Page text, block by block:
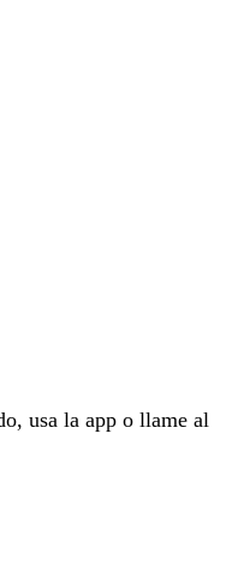
usa la app o llame al